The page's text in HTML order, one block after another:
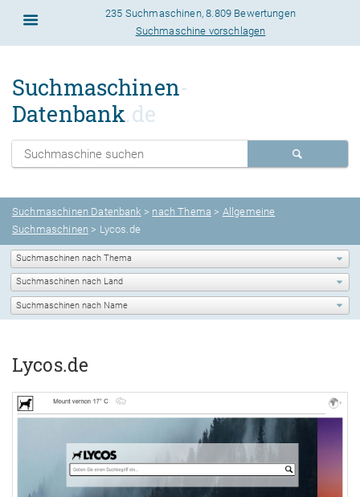
235 Suchmaschinen,8.809 Bewertungen
Suchmaschine vorschlagen
Suchmaschinen-
Datenbank.de
Suchmaschinen Datenbank > nach Thema > Allgemeine
Suchmaschinen > Lycos.de
Lycos.de